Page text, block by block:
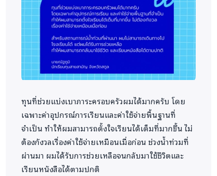
ควรมีสิทธิ์ฝัน และควรมีโอกาสไปถึงความฝัน
นั้นได้จริง
ทุนที่ช่วยแบ่งเบาภาระครอบครัวผมได้มากครับ โดย
เฉพาะค่าอุปกรณ์การเรียนและค่าใช้จ่ายพื้นฐานที่
จำเป็น ทำให้ผมสามารถตั้งใจเรียนได้เต็มที่มากขึ้น ไม่
ต้องกังวลเรื่องค่าใช้จ่ายเหมือนเมื่อก่อน ช่วงน้ำท่วมที่
ผ่านมา ผมได้รับการช่วยเหลือจนกลับมาใช้ชีวิตและ
เรียนหนังสือได้ตามปกติ